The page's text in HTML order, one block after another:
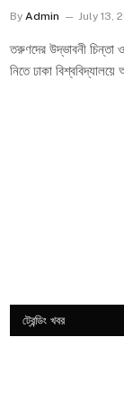
By Admin July 13,
তরুণদের উদ্ভাবনী
নিতে ঢাকা
ট্রেন্ডিং খবর